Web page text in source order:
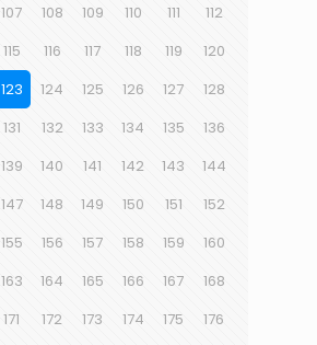
107 108 109 110 111
112
115 116 117 118 119
120
123 124 125 126 127
128
131 132 133 134 135
136
139 140 141 142 143
144
147 148 149 150 151
152
155 156 157 158 159
160
163 164 165 166 167
168
171 172 173 174 175
176